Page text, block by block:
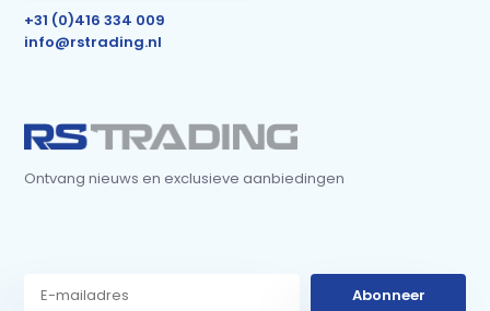
+31 (0)416 334 009
info@rstrading.nl
Ontvang nieuws en exclusieve aanbiedingen
Abonneer